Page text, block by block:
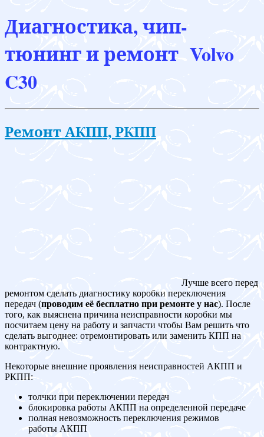
Диагностика, чип-
тюнинг и ремонт Volvo
C30
Ремонт АКПП, РКПП
Лучше всего перед
ремонтом сделать диагностику коробки переключения
передач (проводим её бесплатно при ремонте у нас). После
того, как выяснена причина неисправности коробки мы
посчитаем цену на работу и запчасти чтобы Вам решить что
сделать выгоднее: отремонтировать или заменить КПП на
контрактную.
Некоторые внешние проявления неисправностей АКПП и
РКПП:
толчки при переключении передач
блокировка работы АКПП на определенной передаче
полная невозможность переключения режимов
работы АКПП